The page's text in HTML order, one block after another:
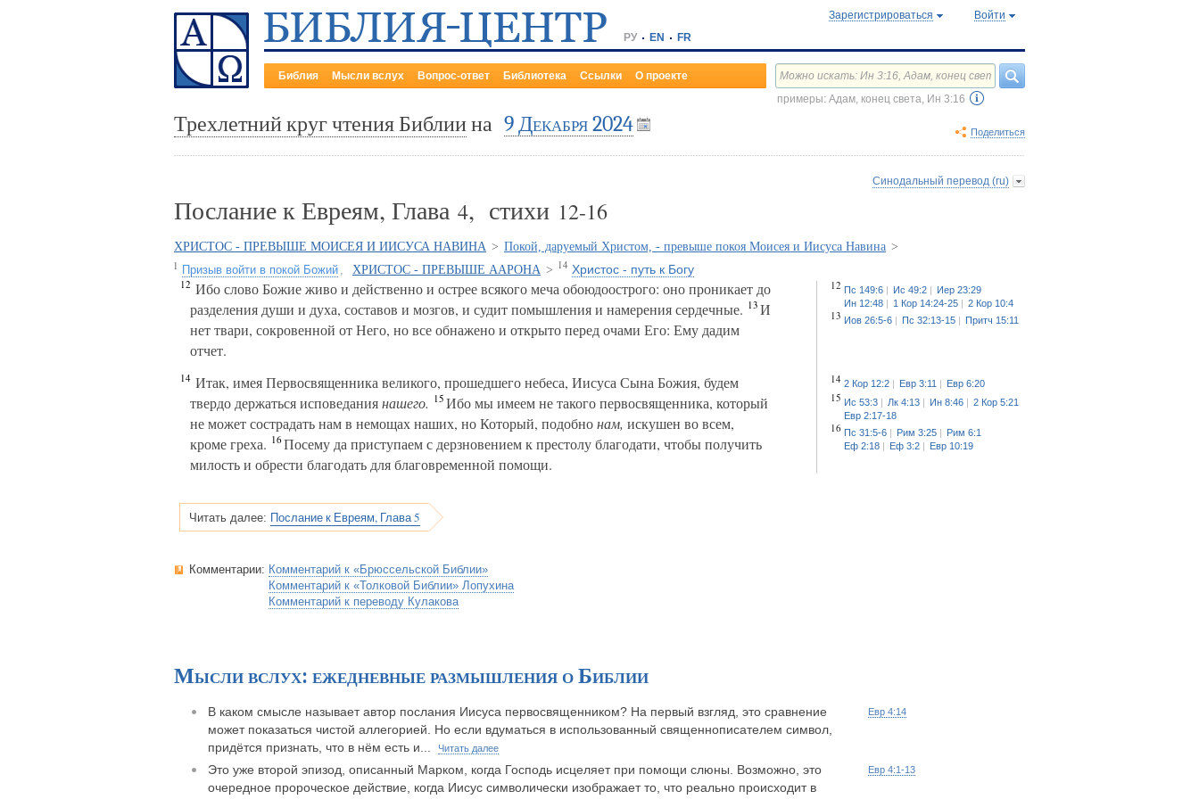
РУ EN FR
Зарегистрироваться Войти
Библия Мысли вслух Вопрос-ответ Библиотека Ссылки
О проекте
примеры: Адам, конец света, Ин 3:16
Трехлетний круг чтения Библиина 9 Декабря 2024 Поделиться
Синодальный перевод (ru)
Послание к Евреям, Глава 4, стихи 12-16
ХРИСТОС - ПРЕВЫШЕ МОИСЕЯ И ИИСУСА НАВИНА > Покой, даруемый Христом, - превыше покоя Моисея и Иисуса Навина >
1 Призыв войти в покой Божий ХРИСТОС - ПРЕВЫШЕ ААРОНА > 14 Христос - путь к Богу
12 Ибо слово Божие живо и действенно и острее всякого меча обоюдоострого: оно проникает до
разделения души и духа, составов и мозгов, и судит помышления и намерения сердечные. 13И
нет твари, сокровенной от Него, но все обнажено и открыто перед очами Его: Ему дадим
отчет.
12 Пс 149:6 Ис 49:2
Иер 23:29
Ин 12:48
1 Кор 14:24-25 2 Кор 10:4
13 Иов 26:5-6 Пс 32:13-15 Притч 15:11
14 Итак, имея Первосвященника великого, прошедшего небеса, Иисуса Сына Божия, будем
твердо держаться исповеданиянашего. 15Ибо мы имеем не такого первосвященника, который
не может сострадать нам в немощах наших, но Который, подобнонам, искушен во всем,
кроме греха. 16Посему да приступаем с дерзновением к престолу благодати, чтобы получить
милость и обрести благодать для благовременной помощи.
14 2 Кор 12:2 Евр 3:11 Евр 6:20
15 Ис 53:3 Лк 4:13 Ин 8:46
2 Кор 5:21
Евр 2:17-18
16 Пс 31:5-6 Рим 3:25
Рим 6:1
Еф 2:18
Еф 3:2 Евр 10:19
Читать далее: Послание к Евреям, Глава 5
Комментарии: Комментарий к «Брюссельской Библии»
Комментарий к «Толковой Библии» Лопухина
Комментарий к переводу Кулакова
Мысли вслух: ежедневные размышления о Библии
В каком смысле называет автор послания Иисуса первосвященником? На первый взгляд, это сравнение
может показаться чистой аллегорией. Но если вдуматься в использованный священнописателем символ,
придётся признать, что в нём есть и...
Читать далее
Евр 4:14
Это уже второй эпизод, описанный Марком, когда Господь исцеляет при помощи слюны. Возможно, это
очередное пророческое действие, когда Иисус символически изображает то, что реально происходит в
Евр 4:1-13